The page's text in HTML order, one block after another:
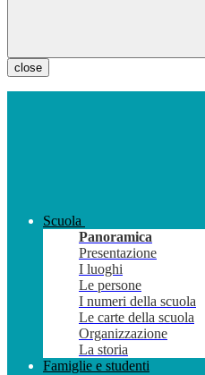
close
Scuola
Panoramica
Presentazione
I luoghi
Le persone
I numeri della scuola
Le carte della scuola
Organizzazione
La storia
Famiglie e studenti